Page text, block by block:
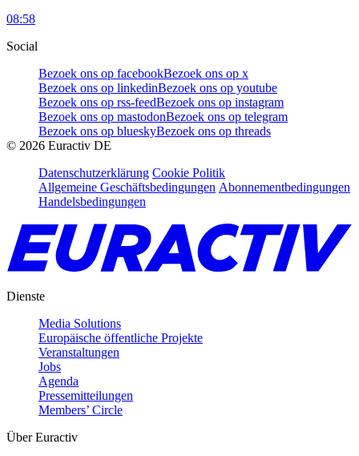
08:58
Social
Bezoek ons op facebookBezoek ons op x
Bezoek ons op linkedinBezoek ons op youtube
Bezoek ons op rss-feedBezoek ons op instagram
Bezoek ons op mastodonBezoek ons op telegram
Bezoek ons op blueskyBezoek ons op threads
© 2026 Euractiv DE
Datenschutzerklärung Cookie Politik
Allgemeine Geschäftsbedingungen Abonnementbedingungen
Handelsbedingungen
Dienste
Media Solutions
Europäische öffentliche Projekte
Veranstaltungen
Jobs
Agenda
Pressemitteilungen
Members’ Circle
Über Euractiv